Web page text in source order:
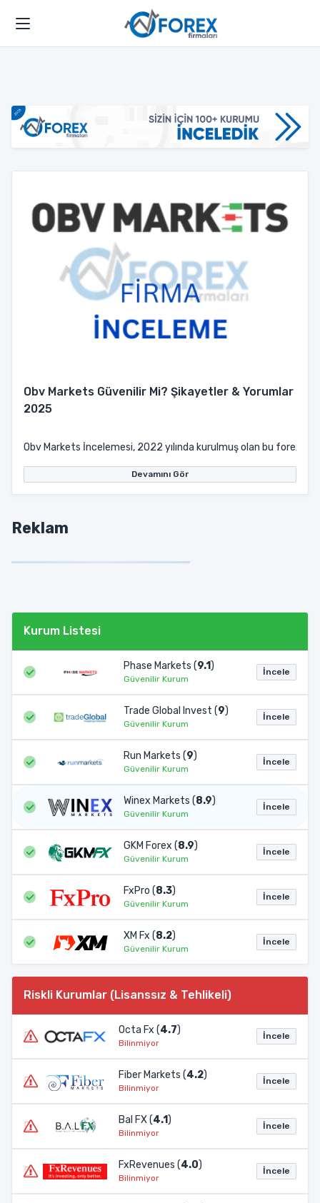
Obv Markets Güvenilir Mi? Şikayetler & Yorumlar
2025
Obv Markets İncelemesi, 2022 yılında kurulmuş olan bu forex
Devamını Gör
Reklam
Kurum Listesi
Phase Markets (9.1)
Güvenilir Kurum
İncele
Trade Global Invest (9)
Güvenilir Kurum
İncele
Run Markets (9)
Güvenilir Kurum
İncele
Winex Markets (8.9)
Güvenilir Kurum
İncele
GKM Forex (8.9)
Güvenilir Kurum
İncele
FxPro (8.3)
Güvenilir Kurum
İncele
XM Fx (8.2)
Güvenilir Kurum
İncele
Riskli Kurumlar (Lisanssız & Tehlikeli)
Octa Fx (4.7)
Bilinmiyor
İncele
Fiber Markets (4.2)
Bilinmiyor
İncele
Bal FX (4.1)
Bilinmiyor
İncele
FxRevenues (4.0)
Bilinmiyor
İncele